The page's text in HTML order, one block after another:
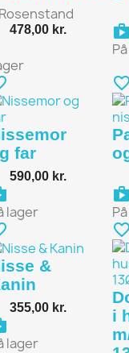
478,00 kr.
far
590,00 kr.
lager
favorite_border
&
355,00 kr.
lager
favorite_border
i